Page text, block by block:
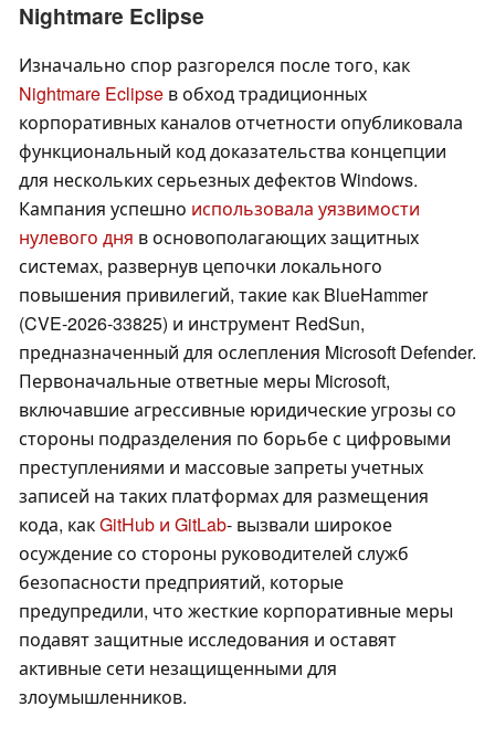
Nightmare Eclipse
Изначально спор разгорелся после того, как
Nightmare Eclipse в обход традиционных
корпоративных каналов отчетности опубликовала
функциональный код доказательства концепции
для нескольких серьезных дефектов Windows.
Кампания успешно использовала уязвимости
нулевого дня в основополагающих защитных
системах, развернув цепочки локального
повышения привилегий, такие как BlueHammer
(CVE-2026-33825) и инструмент RedSun,
предназначенный для ослепления Microsoft Defender.
Первоначальные ответные меры Microsoft,
включавшие агрессивные юридические угрозы со
стороны подразделения по борьбе с цифровыми
преступлениями и массовые запреты учетных
записей на таких платформах для размещения
кода, какGitHub и GitLab- вызвали широкое
осуждение со стороны руководителей служб
безопасности предприятий, которые
предупредили, что жесткие корпоративные меры
подавят защитные исследования и оставят
активные сети незащищенными для
злоумышленников.